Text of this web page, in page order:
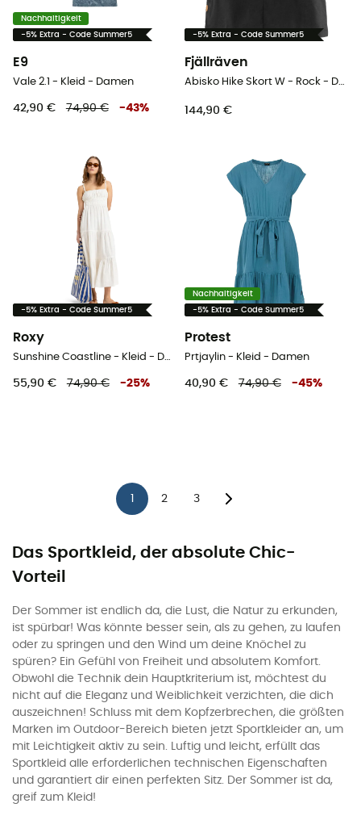
Nachhaltigkeit
-5% Extra - Code Summer5
E9
Vale 2.1 - Kleid - Damen
42,90 € 74,90 € -43%
-5% Extra - Code Summer5
Fjällräven
Abisko Hike Skort W - Rock - Damen
144,90 €
-5% Extra - Code Summer5
Roxy
Sunshine Coastline - Kleid - Damen
55,90 € 74,90 € -25%
Nachhaltigkeit
-5% Extra - Code Summer5
Protest
Prtjaylin - Kleid - Damen
40,90 € 74,90 € -45%
2 3
Das Sportkleid, der absolute Chic-
Vorteil
Der Sommer ist endlich da, die Lust, die Natur zu erkunden,
ist spürbar! Was könnte besser sein, als zu gehen, zu laufen
oder zu springen und den Wind um deine Knöchel zu
spüren? Ein Gefühl von Freiheit und absolutem Komfort.
Obwohl die Technik dein Hauptkriterium ist, möchtest du
nicht auf die Eleganz und Weiblichkeit verzichten, die dich
auszeichnen! Schluss mit dem Kopfzerbrechen, die größten
Marken im Outdoor-Bereich bieten jetzt Sportkleider an, um
mit Leichtigkeit aktiv zu sein. Luftig und leicht, erfüllt das
Sportkleid alle erforderlichen technischen Eigenschaften
und garantiert dir einen perfekten Sitz. Der Sommer ist da,
greif zum Kleid!